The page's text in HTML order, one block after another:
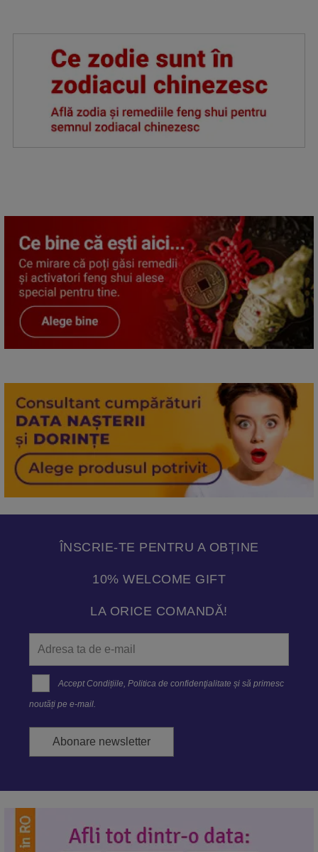
ÎNSCRIE-TE PENTRU A OBȚINE
10% WELCOME GIFT
LA ORICE COMANDĂ!
Accept Condițiile,Politica de confidenţialitate și să primesc
noutăți pe e-mail.
Abonare newsletter